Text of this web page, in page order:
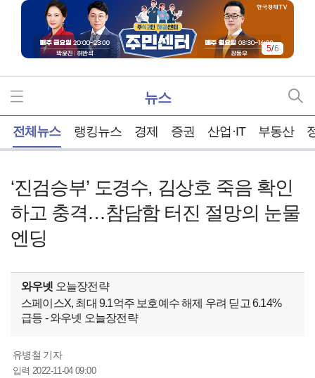
5/6
뉴스
전체뉴스 랭킹뉴스 경제 증권 산업·IT 부동산
‘진검승부’ 도경수, 김상호 죽음 확인
하고 충격…참담함 터진 절망의 눈물
엔딩
와우넷 오늘장전략
스페이스X, 최대 9.1억주 보호예수 해제 우려 딛고 6.14%
급등 - 와우넷 오늘장전략
유병철 기자
입력2022-11-04 09:00